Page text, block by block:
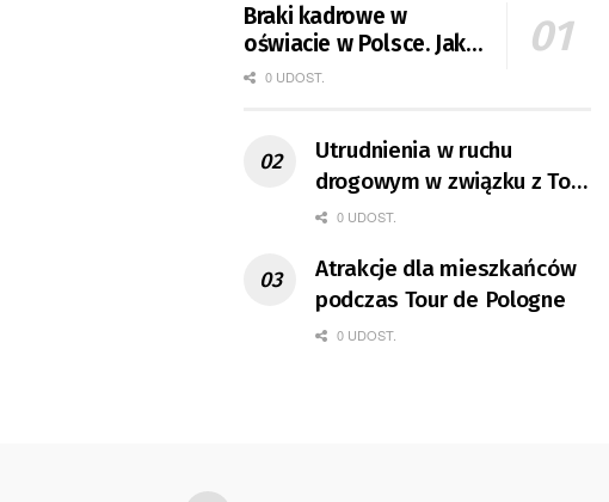
Braki kadrowe w
oświacie w Polsce. Jak
jest w Gorzowie?
0 UDOST.
Utrudnienia w ruchu
drogowym w związku z Tour
de Pologne
0 UDOST.
Atrakcje dla mieszkańców
podczas Tour de Pologne
0 UDOST.